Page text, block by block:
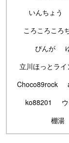
いんちょう
ころころころ
ぴんが
立川ほっとラ
Choco89rock
ko88201
棚湯